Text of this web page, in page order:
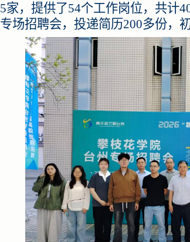
5家，提供了54个工作岗位，共计
专场招聘会，投递简历200多份，